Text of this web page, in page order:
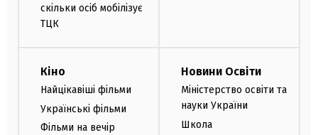
скільки осіб мобілізує
ТЦК
Кіно
Найцікавіші фільми
Українські фільми
Фільми на вечір
Новини Освіти
Міністерство освіти та
науки України
Школа